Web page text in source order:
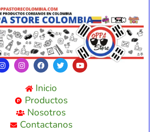
Inicio
Productos
Nosotros
Contactanos